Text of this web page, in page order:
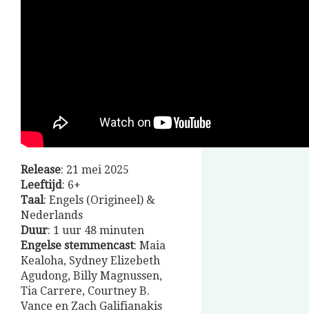
Release: 21 mei 2025
Leeftijd: 6+
Taal: Engels (Origineel) &
Nederlands
Duur: 1 uur 48 minuten
Engelse stemmencast: Maia
Kealoha, Sydney Elizebeth
Agudong, Billy Magnussen,
Tia Carrere, Courtney B.
Vance en Zach Galifianakis